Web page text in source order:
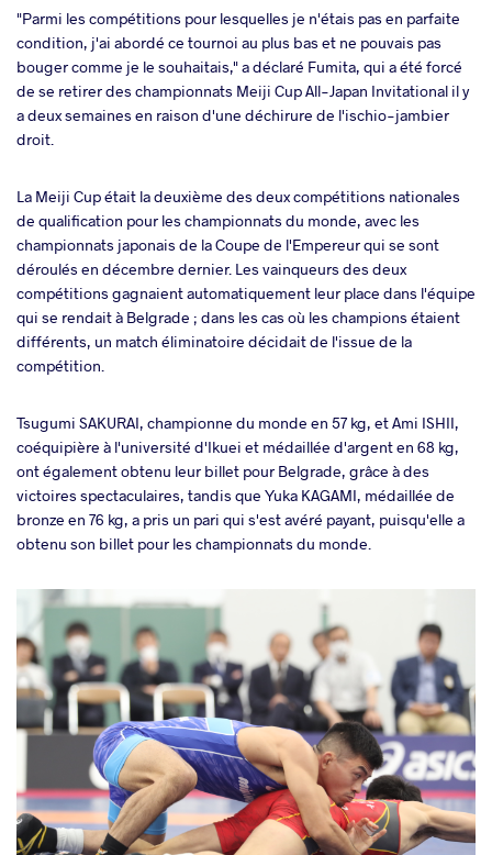
"Parmi les compétitions pour lesquelles je n'étais pas en parfaite
condition, j'ai abordé ce tournoi au plus bas et ne pouvais pas
bouger comme je le souhaitais," a déclaré Fumita, qui a été forcé
de se retirer des championnats Meiji Cup All-Japan Invitational il y
a deux semaines en raison d'une déchirure de l'ischio-jambier
droit.
La Meiji Cup était la deuxième des deux compétitions nationales
de qualification pour les championnats du monde, avec les
championnats japonais de la Coupe de l'Empereur qui se sont
déroulés en décembre dernier. Les vainqueurs des deux
compétitions gagnaient automatiquement leur place dans l'équipe
qui se rendait à Belgrade ; dans les cas où les champions étaient
différents, un match éliminatoire décidait de l'issue de la
compétition.
Tsugumi SAKURAI, championne du monde en 57 kg, et Ami ISHII,
coéquipière à l'université d'Ikuei et médaillée d'argent en 68 kg,
ont également obtenu leur billet pour Belgrade, grâce à des
victoires spectaculaires, tandis que Yuka KAGAMI, médaillée de
bronze en 76 kg, a pris un pari qui s'est avéré payant, puisqu'elle a
obtenu son billet pour les championnats du monde.